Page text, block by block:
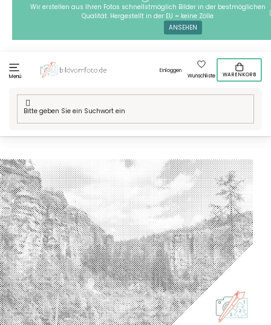
springen
Wir erstellen aus Ihren Fotos schnellstmöglich Bilder in der bestmöglichen
Qualität. Hergestellt in der EU = keine Zölle
ANSEHEN
Menü
Einloggen
Wunschliste
WARENKORB
Startseite
/ Technik / Punktmalerei - Adrspaš-Felsen